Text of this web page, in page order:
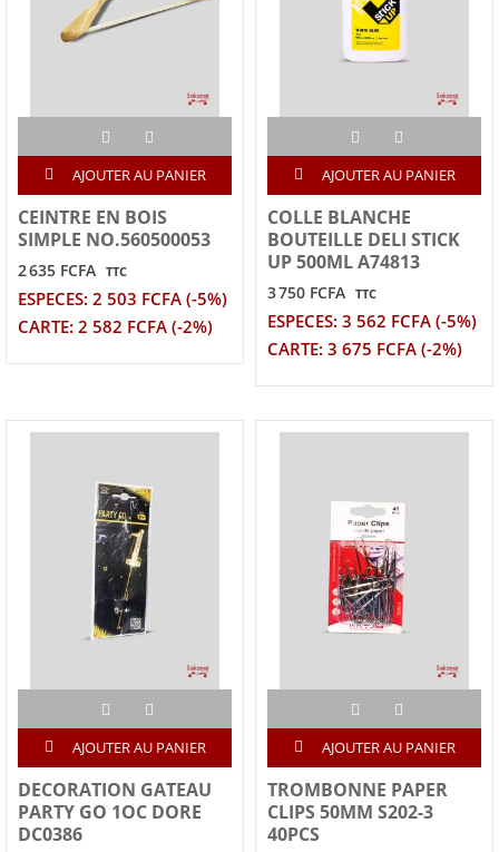
AJOUTER AU PANIER
CEINTRE EN BOIS
SIMPLE NO.560500053
2 635 FCFA TTC
ESPECES: 2 503 FCFA (-5%)
CARTE: 2 582 FCFA (-2%)
AJOUTER AU PANIER
COLLE BLANCHE
BOUTEILLE DELI STICK
UP 500ML A74813
3 750 FCFA TTC
ESPECES: 3 562 FCFA (-5%)
CARTE: 3 675 FCFA (-2%)
AJOUTER AU PANIER
DECORATION GATEAU
PARTY GO 1OC DORE
DC0386
AJOUTER AU PANIER
TROMBONNE PAPER
CLIPS 50MM S202-3
40PCS